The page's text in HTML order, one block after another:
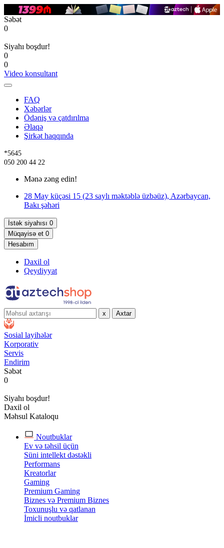
Səbət
0
Siyahı boşdur!
0
0
Video konsultant
FAQ
Xəbərlər
Ödəniş və çatdırılma
Əlaqə
Şirkət haqqında
*5645
050 200 44 22
Mənə zəng edin!
28 May küçəsi 15 (23 saylı məktəblə üzbəüz), Azərbaycan,
Bakı şəhəri
İstək siyahısı 0
Müqayisə et 0
Hesabım
Daxil ol
Qeydiyyat
x Axtar
Sosial layihələr
Korporativ
Servis
Endirim
Səbət
0
Siyahı boşdur!
Daxil ol
Məhsul Kataloqu
Noutbuklar
Ev və təhsil üçün
Süni intellekt dəstəkli
Performans
Kreatorlar
Gaming
Premium Gaming
Biznes və Premium Biznes
Toxunuşlu və qatlanan
İmicli noutbuklar